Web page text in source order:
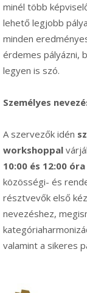
minél több
lehető legjobb
minden
érdemes pályázni,
legyen is szó.
Személyes
A szervezők idén
workshoppal
10:00 és 12:00
közösségi- és
résztvevők első
nevezéshez,
valamint a sikeres